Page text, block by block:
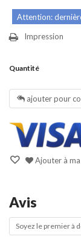
Attention:
Impression
Quantité
ajouter pour
Ajouter à
Avis
Soyez le premier à